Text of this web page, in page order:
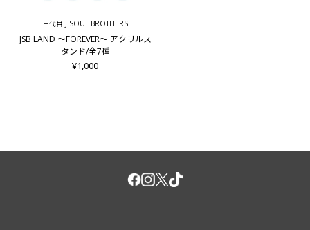
●イベント映像集
完成披露試写会/公開直前イベント/初日舞台挨拶/名古屋舞台
挨拶/大阪舞台挨拶
※内容・名称は予告なく変更となる場合がございます。
三代目 J SOUL BROTHERS
JSB LAND ～FOREVER～ アクリルス
タンド/全7種
¥1,000